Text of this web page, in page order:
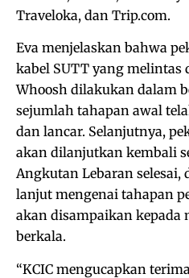
Traveloka, dan Trip.com.
Eva menjelaskan bahwa
kabel SUTT yang melintas
Whoosh dilakukan dalam
sejumlah tahapan awal
dan lancar. Selanjutnya,
akan dilanjutkan kembali
Angkutan Lebaran
lanjut mengenai tahapan
akan disampaikan kepada
berkala.
“KCIC mengucapkan